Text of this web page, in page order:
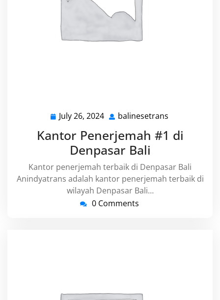
July 26, 2024 July
2024
balinesetrans
Kantor Penerjemah #1 di
Denpasar Bali
Kantor penerjemah terbaik di Denpasar Bali
Anindyatrans adalah kantor penerjemah terbaik di
wilayah Denpasar Bali…
0 Comments